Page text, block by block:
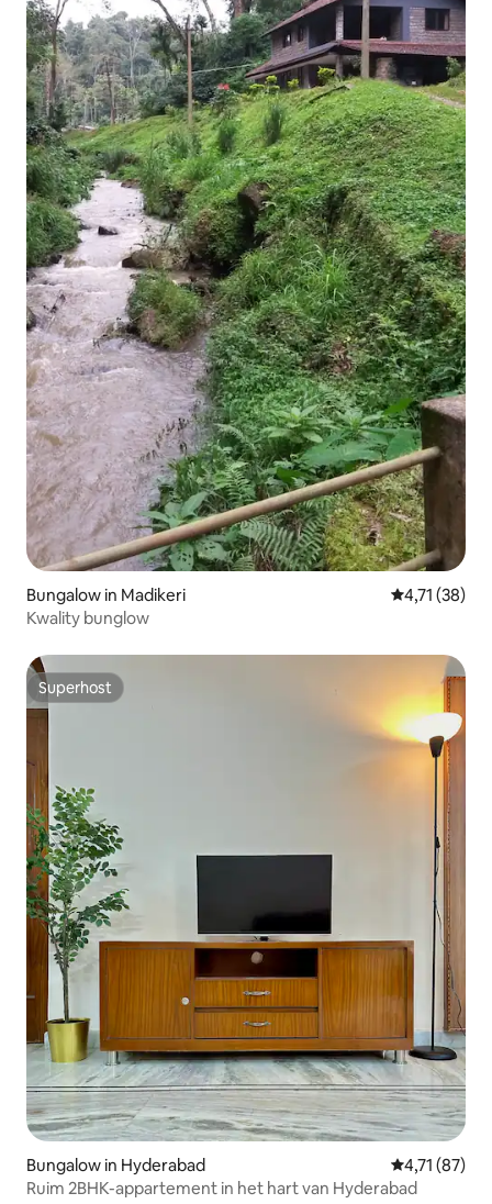
Bungalow in Madikeri Gemiddelde
4,71 (38)
Kwality bunglow
Superhost
Superhost
Bungalow in Hyderabad Gemiddelde
4,71 (87)
Ruim 2BHK-appartement in het hart van Hyderabad